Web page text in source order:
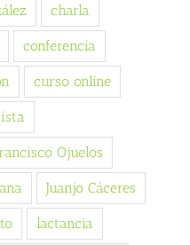
charla
conferencia
curso online
Ojuelos
Juanjo Cáceres
lactancia